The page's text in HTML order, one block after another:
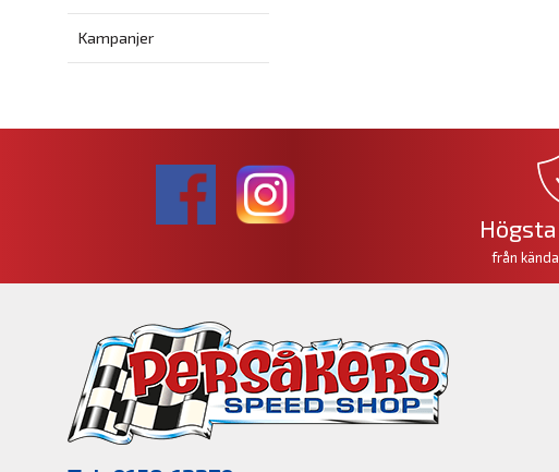
Kampanjer
från